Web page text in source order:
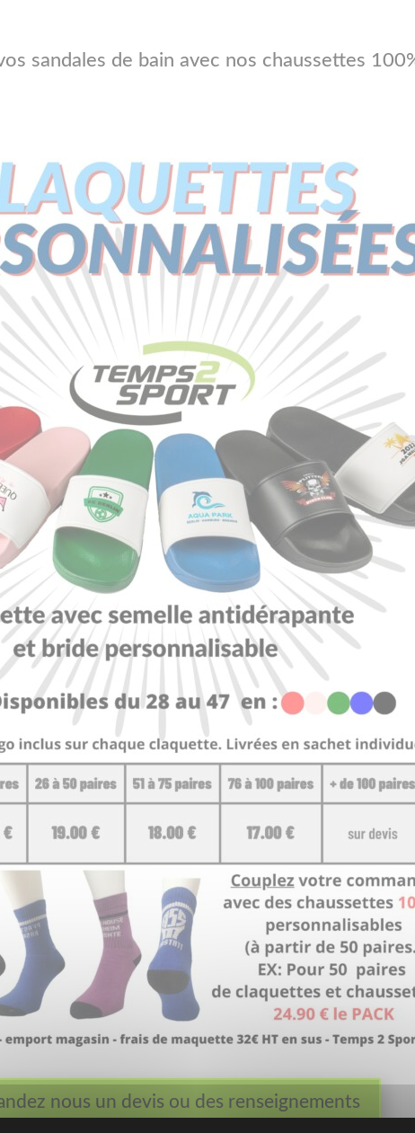
sandales de bain avec nos chaussettes
nous un devis ou des renseignements